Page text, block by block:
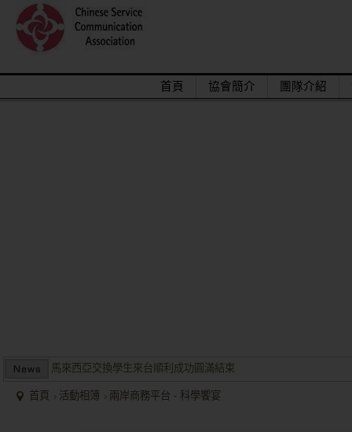
首頁 協會簡介 團隊介紹
兩岸商業投資考察團於大陸多地受到盛大歡迎並且已有多個項目落
2015/12關懷偏鄉小學，物資順利送達。
首頁 活動相簿 兩岸商務平台 - 科學饗宴